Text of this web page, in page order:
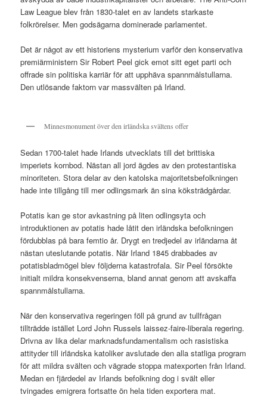
Law League blev från 1830-talet en av landets starkaste
folkrörelser. Men godsägarna dominerade parlamentet.
Det är något av ett historiens mysterium varför den konservativa
premiärministern Sir Robert Peel gick emot sitt eget parti och
offrade sin politiska karriär för att upphäva spannmålstullarna.
Den utlösande faktorn var massvälten på Irland.
Minnesmonument över den irländska svältens offer
Sedan 1700-talet hade Irlands utvecklats till det brittiska
imperiets kornbod. Nästan all jord ägdes av den protestantiska
minoriteten. Stora delar av den katolska majoritetsbefolkningen
hade inte tillgång till mer odlingsmark än sina köksträdgårdar.
Potatis kan ge stor avkastning på liten odlingsyta och
introduktionen av potatis hade låtit den irländska befolkningen
fördubblas på bara femtio år. Drygt en tredjedel av irländarna åt
nästan uteslutande potatis. När Irland 1845 drabbades av
potatisbladmögel blev följderna katastrofala. Sir Peel försökte
initialt mildra konsekvenserna, bland annat genom att avskaffa
spannmålstullarna.
När den konservativa regeringen föll på grund av tullfrågan
tillträdde istället Lord John Russels laissez-faire-liberala regering.
Drivna av lika delar marknadsfundamentalism och rasistiska
attityder till irländska katoliker avslutade den alla statliga program
för att mildra svälten och vägrade stoppa matexporten från Irland.
Medan en fjärdedel av Irlands befolkning dog i svält eller
tvingades emigrera fortsatte ön hela tiden exportera mat.